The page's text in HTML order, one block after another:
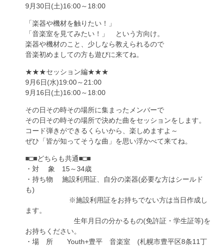
9月30日(土)16:00～18:00
「楽器や機材を触りたい！」
「音楽室を見てみたい！」 という方向け。
楽器や機材のこと、少しなら教えられるので
音楽初めましての方も遊びに来てね。
★★★セッション編★★★
9月6日(水)19:00～21:00
9月16日(土)16:00～18:00
その日その時その場所に集まったメンバーで
その日その時その場所で決めた曲をセッションをします。
コード弾きができるくらいから、楽しめますよ～
ぜひ「皆が知ってそうな曲」を思い浮かべて来てね。
■□■どちらも共通■□■
・対 象 15～34歳
・持ち物 施設利用証、自分の楽器(必要な方はシールド
も)
※施設利用証をお持ちでない方は当日作成し
ます。
生年月日の分かるもの(免許証・学生証等)を
お持ちください。
・場 所 Youth+豊平 音楽室 (札幌市豊平区8条11丁